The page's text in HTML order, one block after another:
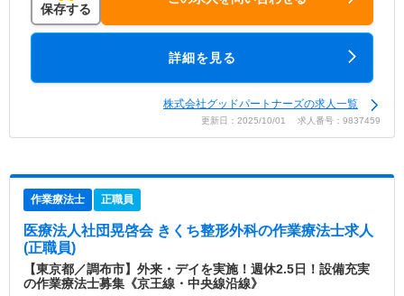
保存する
詳細を見る
株式会社グッドパートナーズの求人一覧
更新日：2025/10/01 求人番号：9837459
作業療法士 正職員
医療法人社団晃啓会 きくち整形外科の作業療法士求人
(正職員)
【東京都／調布市】外来・デイを実施！週休2.5日！設備充実
の作業療法士募集《京王線・中央線沿線》